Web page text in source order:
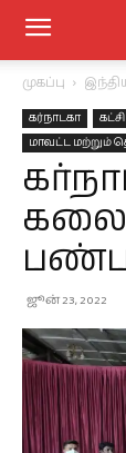
முகப்பு
கர்நாடகா
மாவட்ட மற்றும்
கலை
ஜூன் 23, 2022